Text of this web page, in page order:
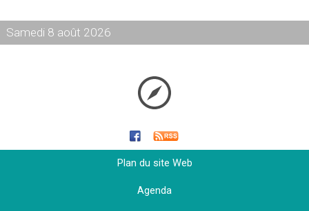
Samedi 8 août 2026
Plan du site Web
Agenda